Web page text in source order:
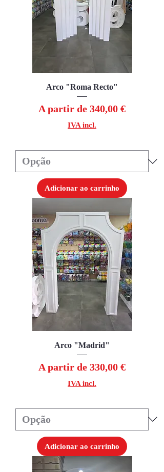
Arco "Roma Recto"
A partir de 340,00 €
Preço promocional
IVA incl.
Adicionar ao carrinho
Arco "Madrid"
A partir de 330,00 €
Preço promocional
IVA incl.
Adicionar ao carrinho